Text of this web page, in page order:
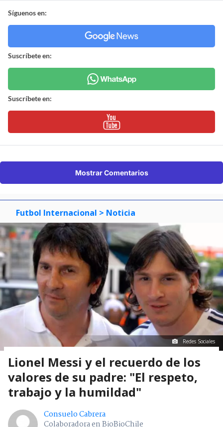
Síguenos en:
Suscríbete en:
Suscríbete en:
Mostrar Comentarios
Futbol Internacional > Noticia
Redes Sociales
Lionel Messi y el recuerdo de los
valores de su padre: "El respeto,
trabajo y la humildad"
Consuelo Cabrera